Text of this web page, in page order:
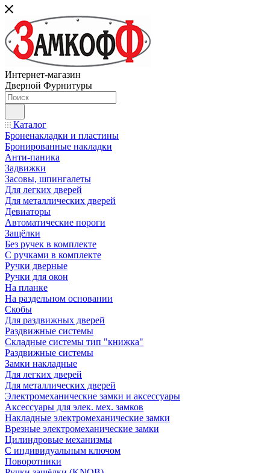
Интернет-магазин
Дверной Фурнитуры
Каталог
Броненакладки и пластины
Бронированные накладки
Анти-паника
Задвижки
Засовы, шпингалеты
Для легких дверей
Для металлических дверей
Девиаторы
Автоматические пороги
Защёлки
Без ручек в комплекте
С ручками в комплекте
Ручки дверные
Ручки для окон
На планке
На раздельном основании
Скобы
Для раздвижных дверей
Раздвижные системы
Складные системы тип "книжка"
Раздвижные системы
Замки накладные
Для легких дверей
Для металлических дверей
Электромеханические замки и аксессуары
Аксессуары для элек. мех. замков
Накладные электромеханические замки
Врезные электромеханические замки
Цилиндровые механизмы
С индивидуальным ключом
Поворотники